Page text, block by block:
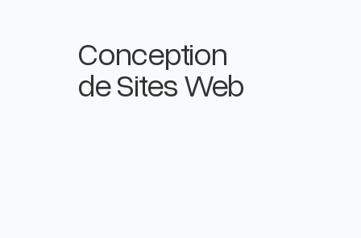
Conception
de Sites Web